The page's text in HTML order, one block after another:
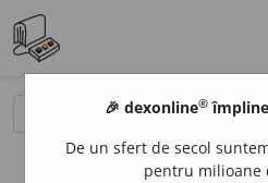
🎉 dexonline®
De un sfert de secol
pentru milioane